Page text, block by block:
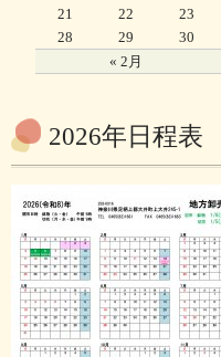
« 2月
21
22 23
28
29 30
2026年日程表